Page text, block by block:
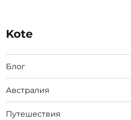
Kote
Блог
Австралия
Путешествия